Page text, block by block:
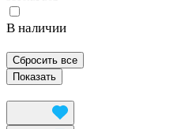
В наличии
Сбросить все